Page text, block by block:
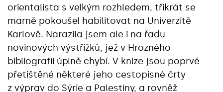
orientalista s velkým rozhledem, třikrát se
marně pokoušel habilitovat na Univerzitě
Karlově. Narazila jsem ale i na řadu
novinových výstřižků, jež v Hrozného
bibliografii úplně chybí. V knize jsou poprvé
přetištěné některé jeho cestopisné črty
z výprav do Sýrie a Palestiny, a rovněž